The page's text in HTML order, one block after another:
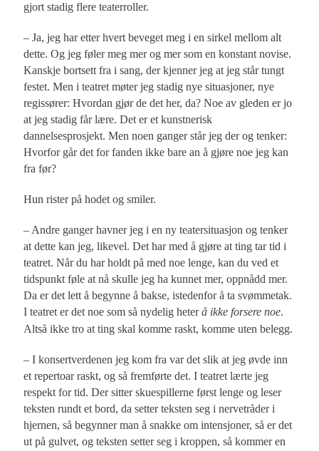
gjort stadig flere teaterroller.
– Ja, jeg har etter hvert beveget meg i en sirkel mellom alt
dette. Og jeg føler meg mer og mer som en konstant novise.
Kanskje bortsett fra i sang, der kjenner jeg at jeg står tungt
festet. Men i teatret møter jeg stadig nye situasjoner, nye
regissører: Hvordan gjør de det her, da? Noe av gleden er jo
at jeg stadig får lære. Det er et kunstnerisk
dannelsesprosjekt. Men noen ganger står jeg der og tenker:
Hvorfor går det for fanden ikke bare an å gjøre noe jeg kan
fra før?
Hun rister på hodet og smiler.
– Andre ganger havner jeg i en ny teatersituasjon og tenker
at dette kan jeg, likevel. Det har med å gjøre at ting tar tid i
teatret. Når du har holdt på med noe lenge, kan du ved et
tidspunkt føle at nå skulle jeg ha kunnet mer, oppnådd mer.
Da er det lett å begynne å bakse, istedenfor å ta svømmetak.
I teatret er det noe som så nydelig heterå ikke forsere noe.
Altså ikke tro at ting skal komme raskt, komme uten belegg.
– I konsertverdenen jeg kom fra var det slik at jeg øvde inn
et repertoar raskt, og så fremførte det. I teatret lærte jeg
respekt for tid. Der sitter skuespillerne først lenge og leser
teksten rundt et bord, da setter teksten seg i nervetråder i
hjernen, så begynner man å snakke om intensjoner, så er det
ut på gulvet, og teksten setter seg i kroppen, så kommer en